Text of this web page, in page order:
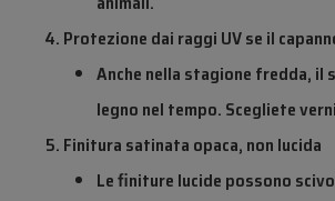
Protezione dai raggi UV se il
Anche nella stagione fredda, il
legno nel tempo. Scegliete
Finitura satinata opaca, non lucida
Le finiture lucide possono